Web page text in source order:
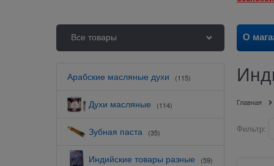
Все товары О
Арабские масляные духи (115)
Духи масляные (114)
Зубная паста (35)
Индийские товары разные (59)
Главная
Фильтр: